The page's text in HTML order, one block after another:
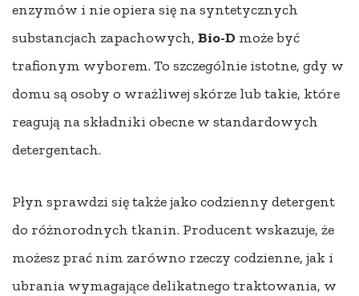
enzymów i nie opiera się na syntetycznych
substancjach zapachowych, Bio-D może być
trafionym wyborem. To szczególnie istotne, gdy w
domu są osoby o wrażliwej skórze lub takie, które
reagują na składniki obecne w standardowych
detergentach.
Płyn sprawdzi się także jako codzienny detergent
do różnorodnych tkanin. Producent wskazuje, że
możesz prać nim zarówno rzeczy codzienne, jak i
ubrania wymagające delikatnego traktowania, w